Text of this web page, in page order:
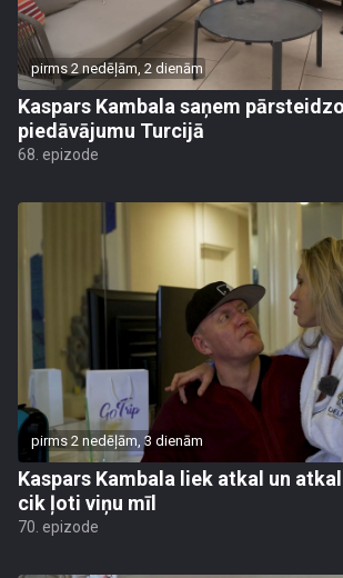
pirms 2 nedēļām, 2 dienām
Kaspars Kambala saņem
piedāvājumu Turcijā
68. epizode
pirms 2 nedēļām, 3 dienām
Kaspars Kambala liek atkal un
cik ļoti viņu mīl
70. epizode